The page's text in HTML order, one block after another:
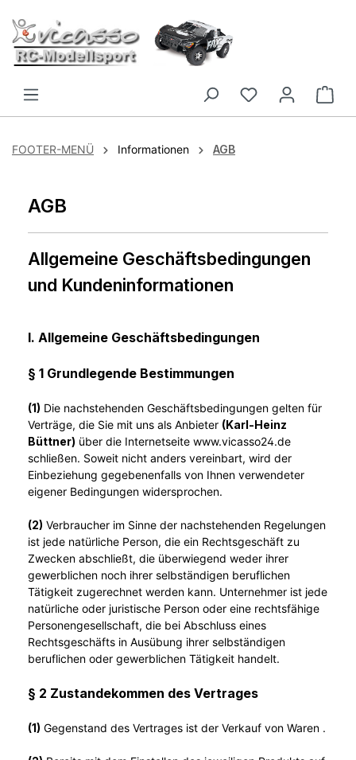
Zum Hauptinhalt springen
FOOTER-MENÜ Informationen AGB
AGB
Allgemeine Geschäftsbedingungen
und Kundeninformationen
I. Allgemeine Geschäftsbedingungen
§ 1 Grundlegende Bestimmungen
(1) Die nachstehenden Geschäftsbedingungen gelten für
Verträge, die Sie mit uns als Anbieter (Karl-Heinz
Büttner) über die Internetseite www.vicasso24.de
schließen. Soweit nicht anders vereinbart, wird der
Einbeziehung gegebenenfalls von Ihnen verwendeter
eigener Bedingungen widersprochen.
(2) Verbraucher im Sinne der nachstehenden Regelungen
ist jede natürliche Person, die ein Rechtsgeschäft zu
Zwecken abschließt, die überwiegend weder ihrer
gewerblichen noch ihrer selbständigen beruflichen
Tätigkeit zugerechnet werden kann. Unternehmer ist jede
natürliche oder juristische Person oder eine rechtsfähige
Personengesellschaft, die bei Abschluss eines
Rechtsgeschäfts in Ausübung ihrer selbständigen
beruflichen oder gewerblichen Tätigkeit handelt.
§ 2 Zustandekommen des Vertrages
(1) Gegenstand des Vertrages ist der Verkauf von Waren .